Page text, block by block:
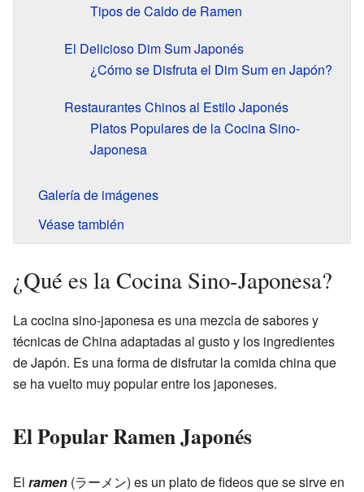
Tipos de Caldo de Ramen
El Delicioso Dim Sum Japonés
¿Cómo se Disfruta el Dim Sum en Japón?
Restaurantes Chinos al Estilo Japonés
Platos Populares de la Cocina Sino-
Japonesa
Galería de imágenes
Véase también
¿Qué es la Cocina Sino-Japonesa?
La cocina sino-japonesa es una mezcla de sabores y
técnicas de China adaptadas al gusto y los ingredientes
de Japón. Es una forma de disfrutar la comida china que
se ha vuelto muy popular entre los japoneses.
El Popular Ramen Japonés
El ramen (ラーメン) es un plato de fideos que se sirve en